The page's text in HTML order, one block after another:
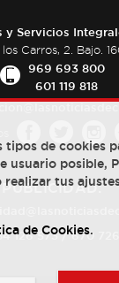
y Servicios
Carros, 2. Bajo.
969 693 800
601 119 818
PUBLICIDAD:
126 573/670 726
tipos de cookies
usuario posible,
realizar tus
de Cookies.